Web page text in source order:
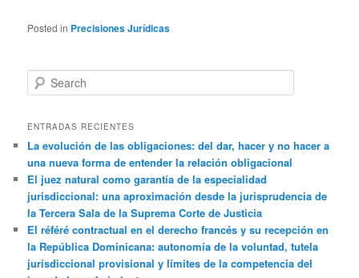
Posted in Precisiones Jurídicas
Search
ENTRADAS RECIENTES
La evolución de las obligaciones: del dar, hacer y no hacer a
una nueva forma de entender la relación obligacional
El juez natural como garantía de la especialidad
jurisdiccional: una aproximación desde la jurisprudencia de
la Tercera Sala de la Suprema Corte de Justicia
El référé contractual en el derecho francés y su recepción en
la República Dominicana: autonomía de la voluntad, tutela
jurisdiccional provisional y límites de la competencia del